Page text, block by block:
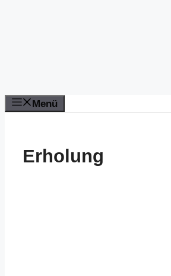
Menü
Erholung